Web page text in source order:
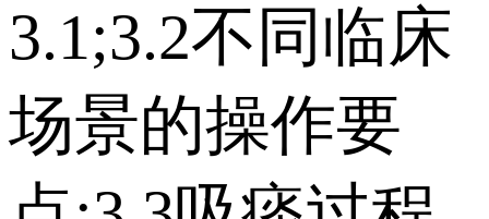
3.1;3.2不同临床
场景的操作要